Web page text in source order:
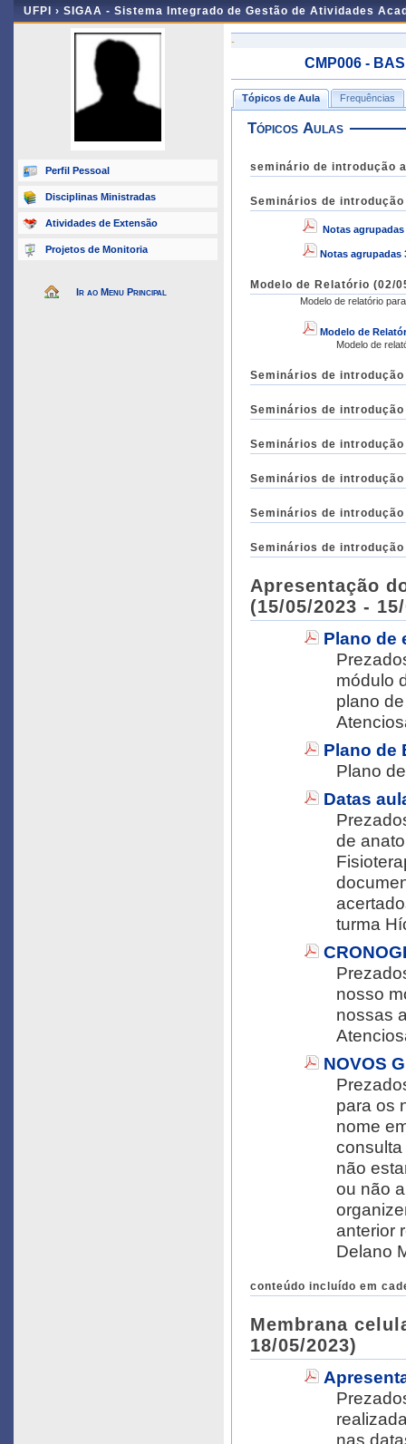
UFPI › SIGAA - Sistema Integrado de Gestão de Atividades
Perfil Pessoal
Disciplinas Ministradas
Atividades de Extensão
Projetos de Monitoria
Ir ao Menu Principal
-
CMP006 -
Tópicos de Aula Frequências
Tópicos Aulas
seminário de introdução
Seminários de
Notas agrupadas
Notas agrupadas
Modelo de Relatório (02/
Modelo de relatório
Modelo de
Modelo de
Seminários de
Seminários de
Seminários de
Seminários de
Seminários de
Seminários de
Apresentação
(15/05/2023 -
Plano de
Prezados alunos,
módulo de
plano
Plano de
Plano
Datas
Prezados alunos,
de
documento em anexo.
Prezados
nosso módulo: Segue em anexo
nossas
NOVOS
Prezados alunos,
para os nossos
nome
não
ou não
organizem para o
anterior
Delano
conteúdo incluído em
Membrana
18/05/2023)
Prezados alunos,
realizada